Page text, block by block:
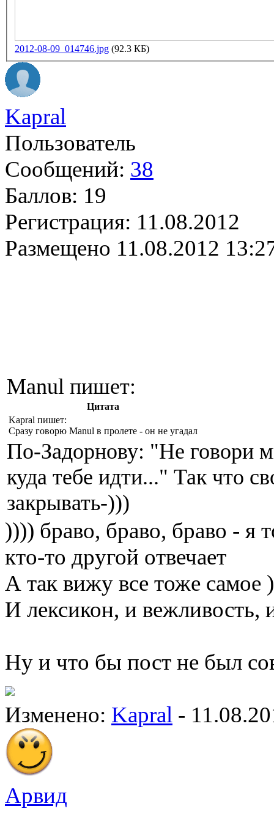
2012-08-09_014746.jpg (92.3 КБ)
Kapral
Пользователь
Сообщений: 38
Баллов: 19
Регистрация: 11.08.2012
Размещено 11.08.2012
Manul пишет:
Цитата
Kapral пишет:
Сразу говорю Manul в пролете - он не угадал
По-Задорнову: "Не говори
куда тебе идти..." Так что
закрывать-)))
)))) браво, браво, браво - я
кто-то другой отвечает
А так вижу все тоже самое
И лексикон, и вежливость,
Ну и что бы пост не был
Изменено: Kapral -
Арвид